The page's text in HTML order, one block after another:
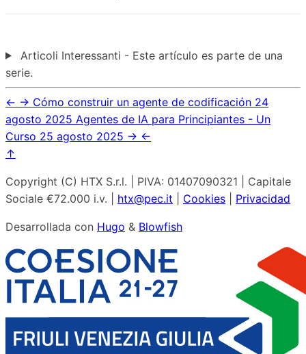
Articoli Interessanti - Este artículo es parte de una
serie.
← → Cómo construir un agente de codificación 24
agosto 2025 Agentes de IA para Principiantes - Un
Curso 25 agosto 2025 → ←
↑
Copyright (C) HTX S.r.l. | PIVA: 01407090321 | Capitale
Sociale €72.000 i.v. | htx@pec.it Cookies Privacidad
Desarrollada con Hugo & Blowfish